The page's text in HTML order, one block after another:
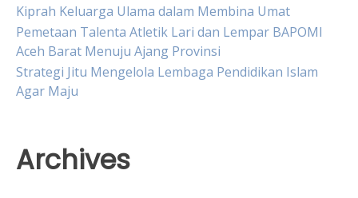
Kiprah Keluarga Ulama dalam Membina Umat
Pemetaan Talenta Atletik Lari dan Lempar BAPOMI
Aceh Barat Menuju Ajang Provinsi
Strategi Jitu Mengelola Lembaga Pendidikan Islam
Agar Maju
Archives